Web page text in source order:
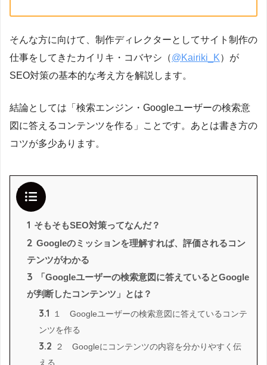
そんな方に向けて、制作ディレクターとしてサイト制作の
仕事をしてきたカイリキ・コバヤシ（@Kairiki_K）が
SEO対策の基本的な考え方を解説します。
結論としては「検索エンジン・Googleユーザーの検索意
図に答えるコンテンツを作る」ことです。あとは書き方の
コツが多少あります。
目次
1 そもそもSEO対策ってなんだ？
2 Googleのミッションを理解すれば、評価されるコン
テンツがわかる
3
「Googleユーザーの検索意図に答えているとGoogle
が判断したコンテンツ」とは？
3.1
１ Googleユーザーの検索意図に答えているコンテ
ンツを作る
3.2
２ Googleにコンテンツの内容を分かりやすく伝
える